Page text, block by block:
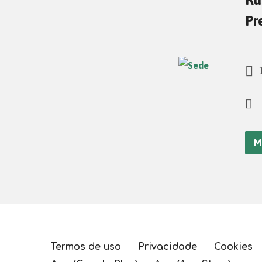
Termos de uso Privacidade
Cookies